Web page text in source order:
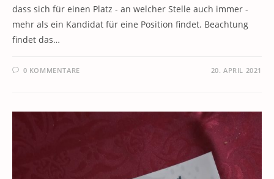
dass sich für einen Platz - an welcher Stelle auch immer -
mehr als ein Kandidat für eine Position findet. Beachtung
findet das…
0 KOMMENTARE 20. APRIL 2021